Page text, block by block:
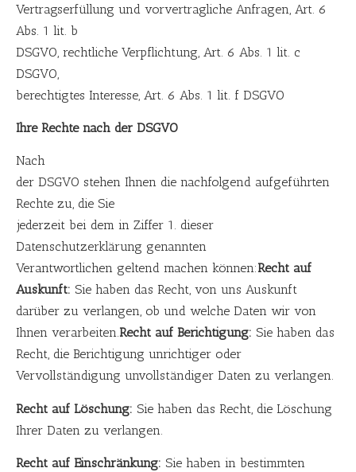
Vertragserfüllung und vorvertragliche Anfragen, Art. 6
Abs. 1 lit. b
DSGVO, rechtliche Verpflichtung, Art. 6 Abs. 1 lit. c
DSGVO,
berechtigtes Interesse, Art. 6 Abs. 1 lit. f DSGVO
Ihre Rechte nach der DSGVO
Nach
der DSGVO stehen Ihnen die nachfolgend aufgeführten
Rechte zu, die Sie
jederzeit bei dem in Ziffer 1. dieser
Datenschutzerklärung genannten
Verantwortlichen geltend machen können:Recht auf
Auskunft: Sie haben das Recht, von uns Auskunft
darüber zu verlangen, ob und welche Daten wir von
Ihnen verarbeiten.Recht auf Berichtigung: Sie haben das
Recht, die Berichtigung unrichtiger oder
Vervollständigung unvollständiger Daten zu verlangen.
Recht auf Löschung: Sie haben das Recht, die Löschung
Ihrer Daten zu verlangen.
Recht auf Einschränkung: Sie haben in bestimmten